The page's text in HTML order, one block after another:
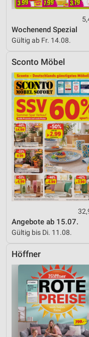
Wochenend Spezial
Gültig ab Fr. 14.08.
Sconto Möbel
Angebote ab 15.07.
Gültig bis Di. 11.08.
Höffner